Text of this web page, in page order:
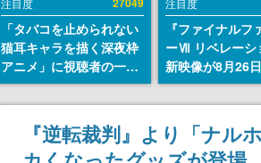
注目度
「タバコを止められない
猫耳キャラを描く深夜枠
アニメ」に視聴者の一部
から批判意見。違法薬物
の使用と思しき描写も含
めて、BPOが議論を交わ
注目度
『ファイナルフ
ーⅦ リベレーシ
新映像が8月26
公開へ。『FF7
クシリーズの完
「gamescom」
ニングナイトラ
ディレクターの
『逆転裁判』より「ナ